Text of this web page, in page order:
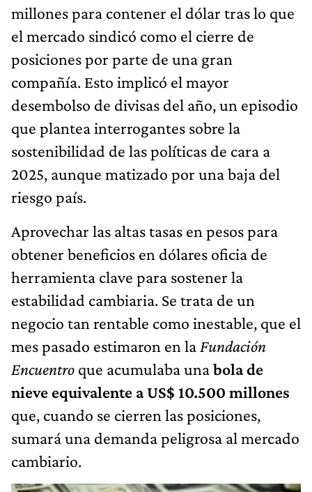
millones para contener el dólar tras lo que
el mercado sindicó como el cierre de
posiciones por parte de una gran
compañía. Esto implicó el mayor
desembolso de divisas del año, un episodio
que plantea interrogantes sobre la
sostenibilidad de las políticas de cara a
2025, aunque matizado por una baja del
riesgo país.
Aprovechar las altas tasas en pesos para
obtener beneficios en dólares oficia de
herramienta clave para sostener la
estabilidad cambiaria. Se trata de un
negocio tan rentable como inestable, que el
mes pasado estimaron en la Fundación
Encuentro que acumulaba unabola de
nieve equivalente a US$ 10.500 millones
que, cuando se cierren las posiciones,
sumará una demanda peligrosa al mercado
cambiario.